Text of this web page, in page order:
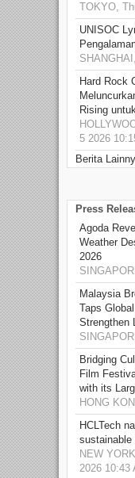
TOKYO,
UNISOC
Hard Rock
Rising
5 2026
Berita
Press
Agoda
Weather
2026
Malaysia
Taps
Strengthen
Bridging
Film
with its
HONG
HCLTech
NEW
2026 10:43